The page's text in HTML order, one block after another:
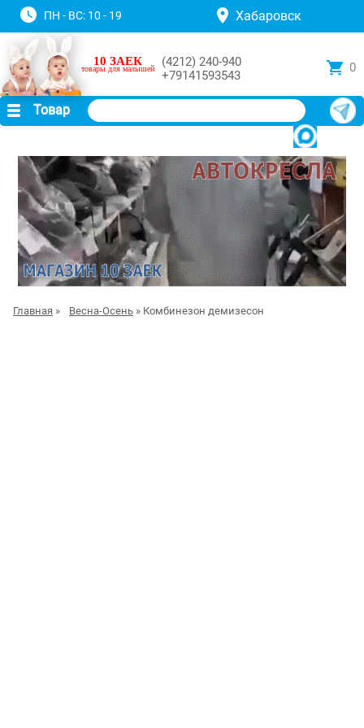
ПН - ВС: 10 - 19 Хабаровск
10 ЗАЕК
товары для малышей
(4212) 240-940
+79141593543
0
Товар
Главная » Весна-Осень » Комбинезон демизесон